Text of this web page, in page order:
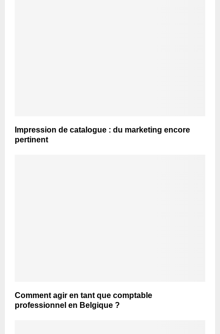
Impression de catalogue : du marketing encore
pertinent
Comment agir en tant que comptable
professionnel en Belgique ?